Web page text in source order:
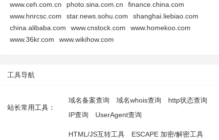
www.ceh.com.cn
photo.sina.com.cn
finance.china.com
www.hnrcsc.com
star.news.sohu.com
shanghai.liebiao.com
china.alibaba.com
www.cnstock.com
www.homekoo.com
www.36kr.com
www.wikihow.com
工具导航
站长常用工具：
域名备案查询 域名whois查询
http状态查询
IP查询
UserAgent查询
HTML/JS互转工具 ESCAPE 加密/解密工具